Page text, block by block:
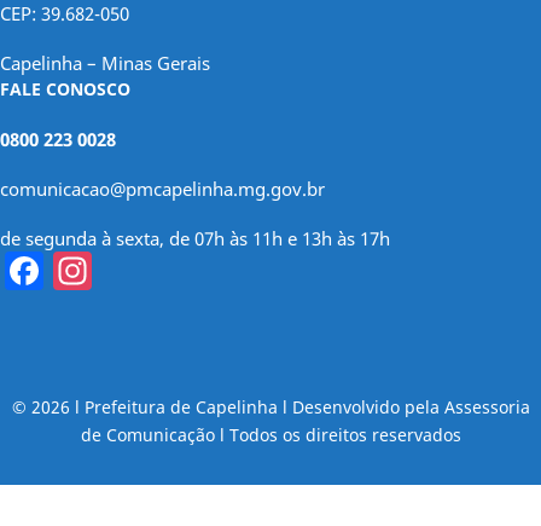
CEP: 39.682-050
Capelinha – Minas Gerais
FALE CONOSCO
0800 223 0028
comunicacao@pmcapelinha.mg.gov.br
de segunda à sexta, de 07h às 11h e 13h às 17h
Facebook
© 2026 l Prefeitura de Capelinha l Desenvolvido pela Assessoria
de Comunicação l Todos os direitos reservados